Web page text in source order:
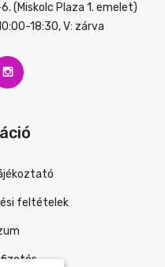
(Miskolc Plaza 1. emelet)
18:30, V: zárva
feltételek